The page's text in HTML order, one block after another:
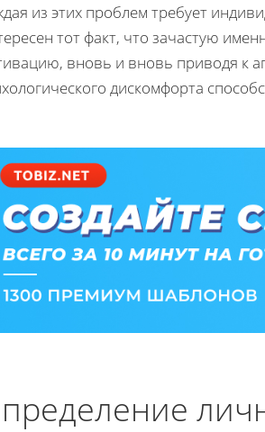
из этих проблем требует
тот факт, что зачастую
вновь и вновь приводя к
дискомфорта